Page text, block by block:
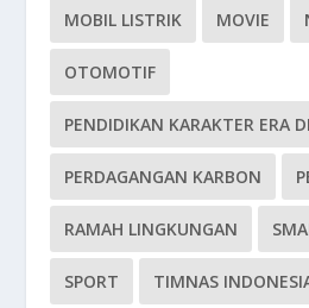
MOBIL LISTRIK MOVIE
OTOMOTIF
PENDIDIKAN KARAKTER ERA
PERDAGANGAN KARBON
RAMAH LINGKUNGAN
SPORT TIMNAS